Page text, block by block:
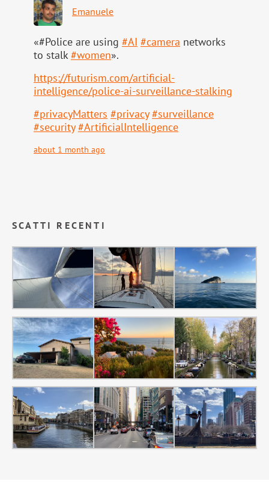
Emanuele
«#Police are using #AI #camera networks
to stalk#women».
https://futurism.com/artificial-
intelligence/police-ai-surveillance-stalking
#privacyMatters #privacy #surveillance
#security #ArtificialIntelligence
about 1 month ago
SCATTI RECENTI